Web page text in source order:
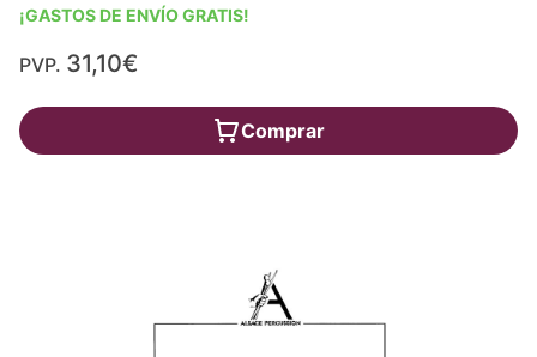
¡GASTOS DE ENVÍO GRATIS!
PVP. 31,10€
Comprar